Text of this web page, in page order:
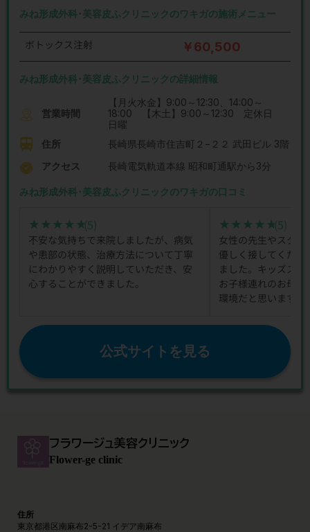
みね形成外科･美容皮ふクリニックのワキガの施術メニュー
ボトックス注射 ￥60,500
みね形成外科･美容皮ふクリニックの詳細情報
営業時間
【月火水金】9:00～12:30、14:00～
18:00 【木土】9:00～12:30 定休日
日曜
住所
長崎県長崎市住吉町２−２２ 武田ビル 3階
アクセス
長崎電気軌道本線 昭和町通駅から3分
みね形成外科･美容皮ふクリニックのワキガの口コミ
★★★★★
★★★★★(5)
不安な気持ちで来院しましたが、病気
や患部の状態、治療方法について丁寧
にわかりやすく説明していただき、安
心することができました。
★★★★★
★★★★★(5)
女性の先生やスタ
優しく接してくださ
ました。キッズス
お子様連れのお母
環境だと思います。
公式サイトを見る
フラワージュ美容クリニック
Flower-ge clinic
住所
東京都港区南麻布2-5-21 イデア南麻布